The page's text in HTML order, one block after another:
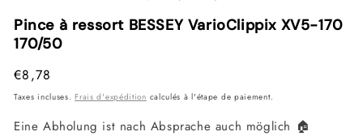
dans
une
fenêtre
dans
une
dans
une
Pince à ressort BESSEY VarioClippix XV5-170
170/50
Prix
habituel
€8,78
Taxes incluses.Frais d'expédition calculés à l'étape de paiement.
Eine Abholung ist nach Absprache auch möglich 🏠